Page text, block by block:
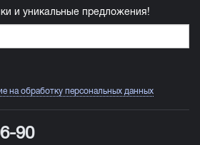
и уникальные предложения!
на обработку персональных данных
90